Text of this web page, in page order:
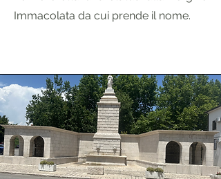
Immacolata da cui prende il nome.